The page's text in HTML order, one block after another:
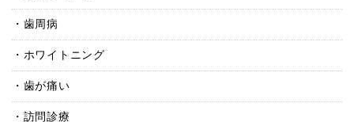
歯周病
ホワイトニング
歯が痛い
訪問診療